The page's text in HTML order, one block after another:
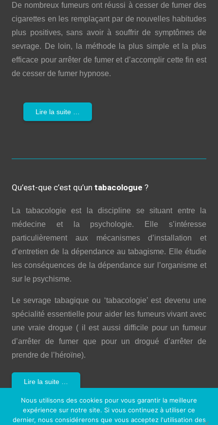
De nombreux fumeurs ont réussi à cesser de fumer des
cigarettes en les remplaçant par de nouvelles habitudes
plus positives, sans avoir à souffrir de symptômes de
sevrage. De loin, la méthode la plus simple et la plus
efficace pour arrêter de fumer et d’accomplir cette fin est
de cesser de fumer hypnose.
Lire la suite …
Qu’est-que c’est qu’un tabacologue ?
La tabacologie est la discipline se situant entre la
médecine et la psychologie. Elle s’intéresse
particulièrement aux mécanismes d’installation et
d’entretien de la dépendance au tabagisme. Elle étudie
les conséquences de la dépendance sur l’organisme et
sur le psychisme.
Le sevrage tabagique ou ‘tabacologie’ est devenu une
spécialité essentielle pour aider les fumeurs vivant avec
une vraie drogue ( il est aussi difficile pour un fumeur
d’arrêter de fumer que pour un drogué d’arrêter de
prendre de l’héroïne).
Lire la suite …
Imaginez votre vie si vous ne fumiez pas…
Nous utilisons des cookies pour vous garantir la meilleure
expérience sur notre site. Si vous continuez à utiliser ce
dernier, nous considérerons que vous acceptez l'utilisation des